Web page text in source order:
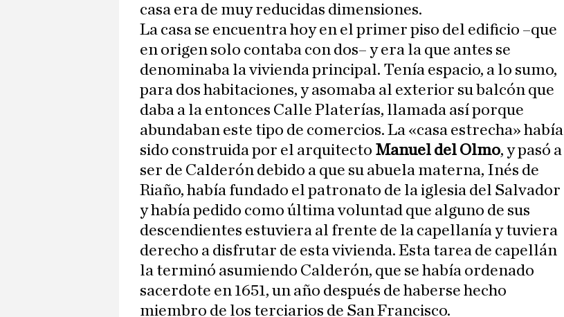
casa era de muy reducidas dimensiones.
La casa se encuentra hoy en el primer piso del edificio –que
en origen solo contaba con dos– y era la que antes se
denominaba la vivienda principal. Tenía espacio, a lo sumo,
para dos habitaciones, y asomaba al exterior su balcón que
daba a la entonces Calle Platerías, llamada así porque
abundaban este tipo de comercios. La «casa estrecha» había
sido construida por el arquitecto Manuel del Olmo, y pasó a
ser de Calderón debido a que su abuela materna, Inés de
Riaño, había fundado el patronato de la iglesia del Salvador
y había pedido como última voluntad que alguno de sus
descendientes estuviera al frente de la capellanía y tuviera
derecho a disfrutar de esta vivienda. Esta tarea de capellán
la terminó asumiendo Calderón, que se había ordenado
sacerdote en 1651, un año después de haberse hecho
miembro de los terciarios de San Francisco.